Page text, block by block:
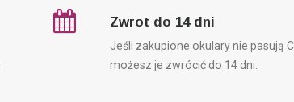
Zwrot do 14 dni
Jeśli zakupione okulary nie pasują
możesz je zwrócić do 14 dni.